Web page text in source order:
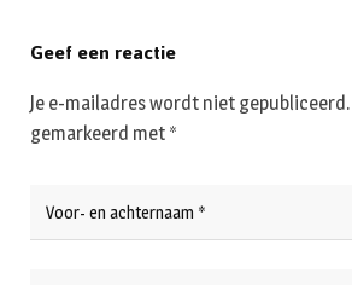
Geef een reactie
Je e-mailadres wordt niet gepubliceerd.
gemarkeerd met *